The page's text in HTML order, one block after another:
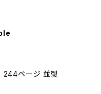
244ページ 並製